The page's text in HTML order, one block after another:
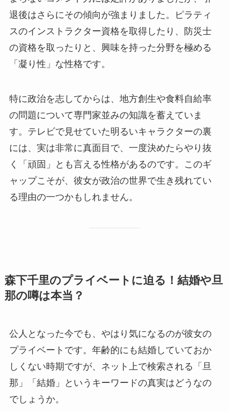
退後はさらにその傾向が強まりました。ピラティ
スのインストラクター資格を取得したり、防災士
の資格を取ったりと、興味を持った分野を極める
「凝り性」な性格です。
特に政治を志してからは、地方創生や食料自給率
の問題について専門家並みの知識を蓄えていま
す。テレビで見せていた明るいキャラクターの裏
には、実は非常に真面目で、一度決めたらやり抜
く「頑固」とも言える性格があるのです。このギ
ャップこそが、彼女が政治の世界で生き残れてい
る理由の一つかもしれません。
森下千里のプライベートに迫る！結婚や旦
那の噂は本当？
公人となった今でも、やはり気になるのが彼女の
プライベートです。年齢的にも結婚していておか
しくない時期ですが、ネット上で検索される「旦
那」「結婚」というキーワードの真実はどうなの
でしょうか。